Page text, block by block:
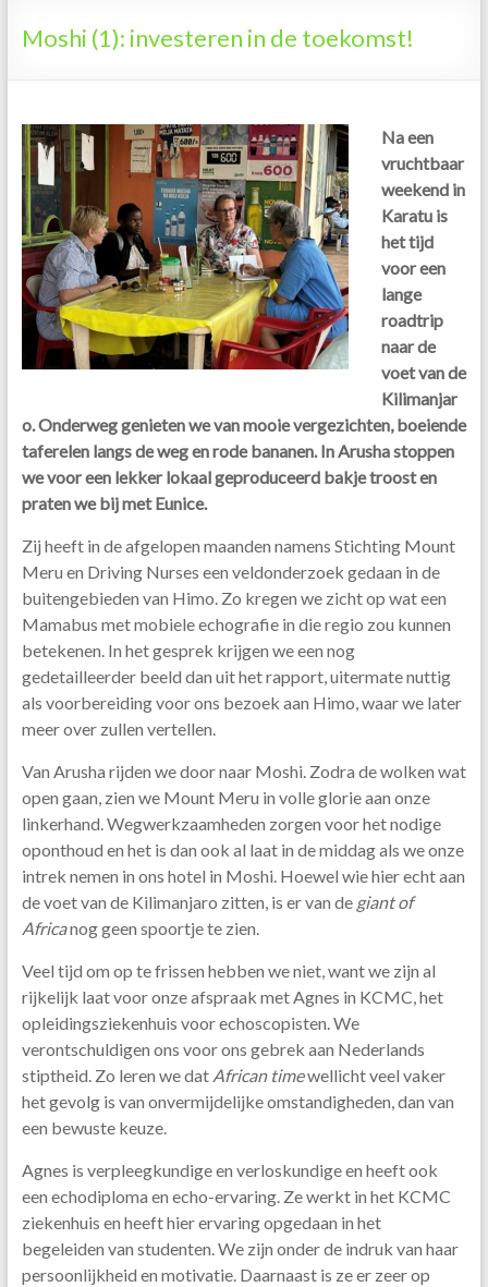
Tanzania
Moshi (1): investeren in de toekomst!
Na een
vruchtbaar
weekend in
Karatu is
het tijd
voor een
lange
roadtrip
naar de
voet van de
Kilimanjar
o. Onderweg genieten we van mooie vergezichten, boeiende
taferelen langs de weg en rode bananen. In Arusha stoppen
we voor een lekker lokaal geproduceerd bakje troost en
praten we bij met Eunice.
Zij heeft in de afgelopen maanden namens Stichting Mount
Meru en Driving Nurses een veldonderzoek gedaan in de
buitengebieden van Himo. Zo kregen we zicht op wat een
Mamabus met mobiele echografie in die regio zou kunnen
betekenen. In het gesprek krijgen we een nog
gedetailleerder beeld dan uit het rapport, uitermate nuttig
als voorbereiding voor ons bezoek aan Himo, waar we later
meer over zullen vertellen.
Van Arusha rijden we door naar Moshi. Zodra de wolken wat
open gaan, zien we Mount Meru in volle glorie aan onze
linkerhand. Wegwerkzaamheden zorgen voor het nodige
oponthoud en het is dan ook al laat in de middag als we onze
intrek nemen in ons hotel in Moshi. Hoewel wie hier echt aan
de voet van de Kilimanjaro zitten, is er van de giant of
Africanog geen spoortje te zien.
Veel tijd om op te frissen hebben we niet, want we zijn al
rijkelijk laat voor onze afspraak met Agnes in KCMC, het
opleidingsziekenhuis voor echoscopisten. We
verontschuldigen ons voor ons gebrek aan Nederlands
stiptheid. Zo leren we dat African timewellicht veel vaker
het gevolg is van onvermijdelijke omstandigheden, dan van
een bewuste keuze.
Agnes is verpleegkundige en verloskundige en heeft ook
een echodiploma en echo-ervaring. Ze werkt in het KCMC
ziekenhuis en heeft hier ervaring opgedaan in het
begeleiden van studenten. We zijn onder de indruk van haar
persoonlijkheid en motivatie. Daarnaast is ze er zeer op